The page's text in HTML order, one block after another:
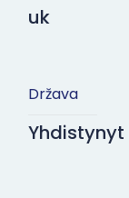
uk
Država